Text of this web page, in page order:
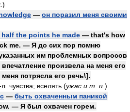
)
— он поразил меня своими
the points he made — that's how
me. — Я до сих пор помню
им проблемных вопросов
произвела на меня его
потрясла его речь\].
чувства; вселять (ужас и т. п. )
— быть охваченным паникой
— Я был охвачен горем.